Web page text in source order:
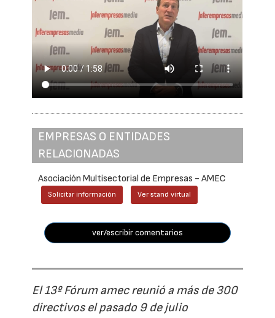
EMPRESAS O ENTIDADES
RELACIONADAS
Asociación Multisectorial de Empresas - AMEC
Solicitar información Ver stand virtual
ver/escribir comentarios
El 13º Fórum amec reunió a más de 300
directivos el pasado 9 de julio